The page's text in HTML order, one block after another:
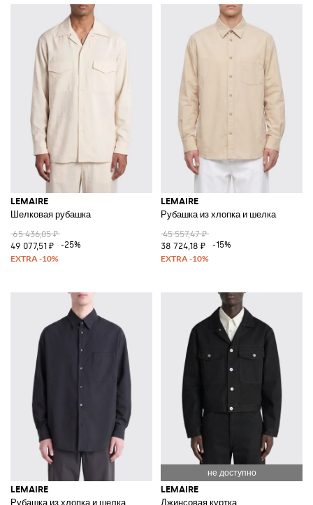
LEMAIRE
Шелковая рубашка
65 436,05 ₽
49 077,51 ₽
-25%
LEMAIRE
Рубашка из хлопка и шелка
45 557,47 ₽
38 724,18 ₽
-15%
LEMAIRE
Рубашка из хлопка и шелка
LEMAIRE
Джинсовая куртка